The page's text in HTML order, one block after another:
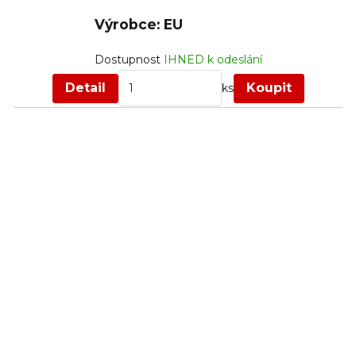
Výrobce: EU
DostupnostIHNED k odeslání
Detail ks Koupit